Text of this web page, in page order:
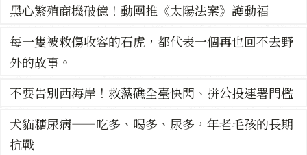
黑心繁殖商機破億！動團推《太陽法案》護動福
每一隻被救傷收容的石虎，都代表一個再也回不去野
外的故事。
不要告別西海岸！救藻礁全臺快閃、拼公投連署門檻
犬貓糖尿病——吃多、喝多、尿多，年老毛孩的長期
抗戰